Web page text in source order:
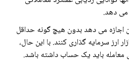
دهد.
اجازه می دهد بدون هیچ گونه حداقل
ارز سرمایه گذاری کنند. با این حال،
باید یک حساب داشته باشد.